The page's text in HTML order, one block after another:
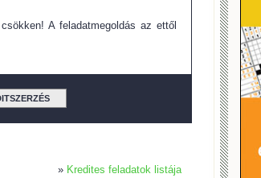
A feladatmegoldás az ettől
» Kredites feladatok listája